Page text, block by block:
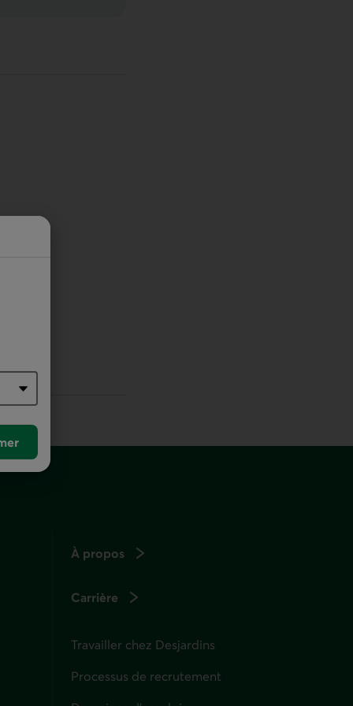
À propos
Carrière
Travailler chez Desjardins
Processus de recrutement